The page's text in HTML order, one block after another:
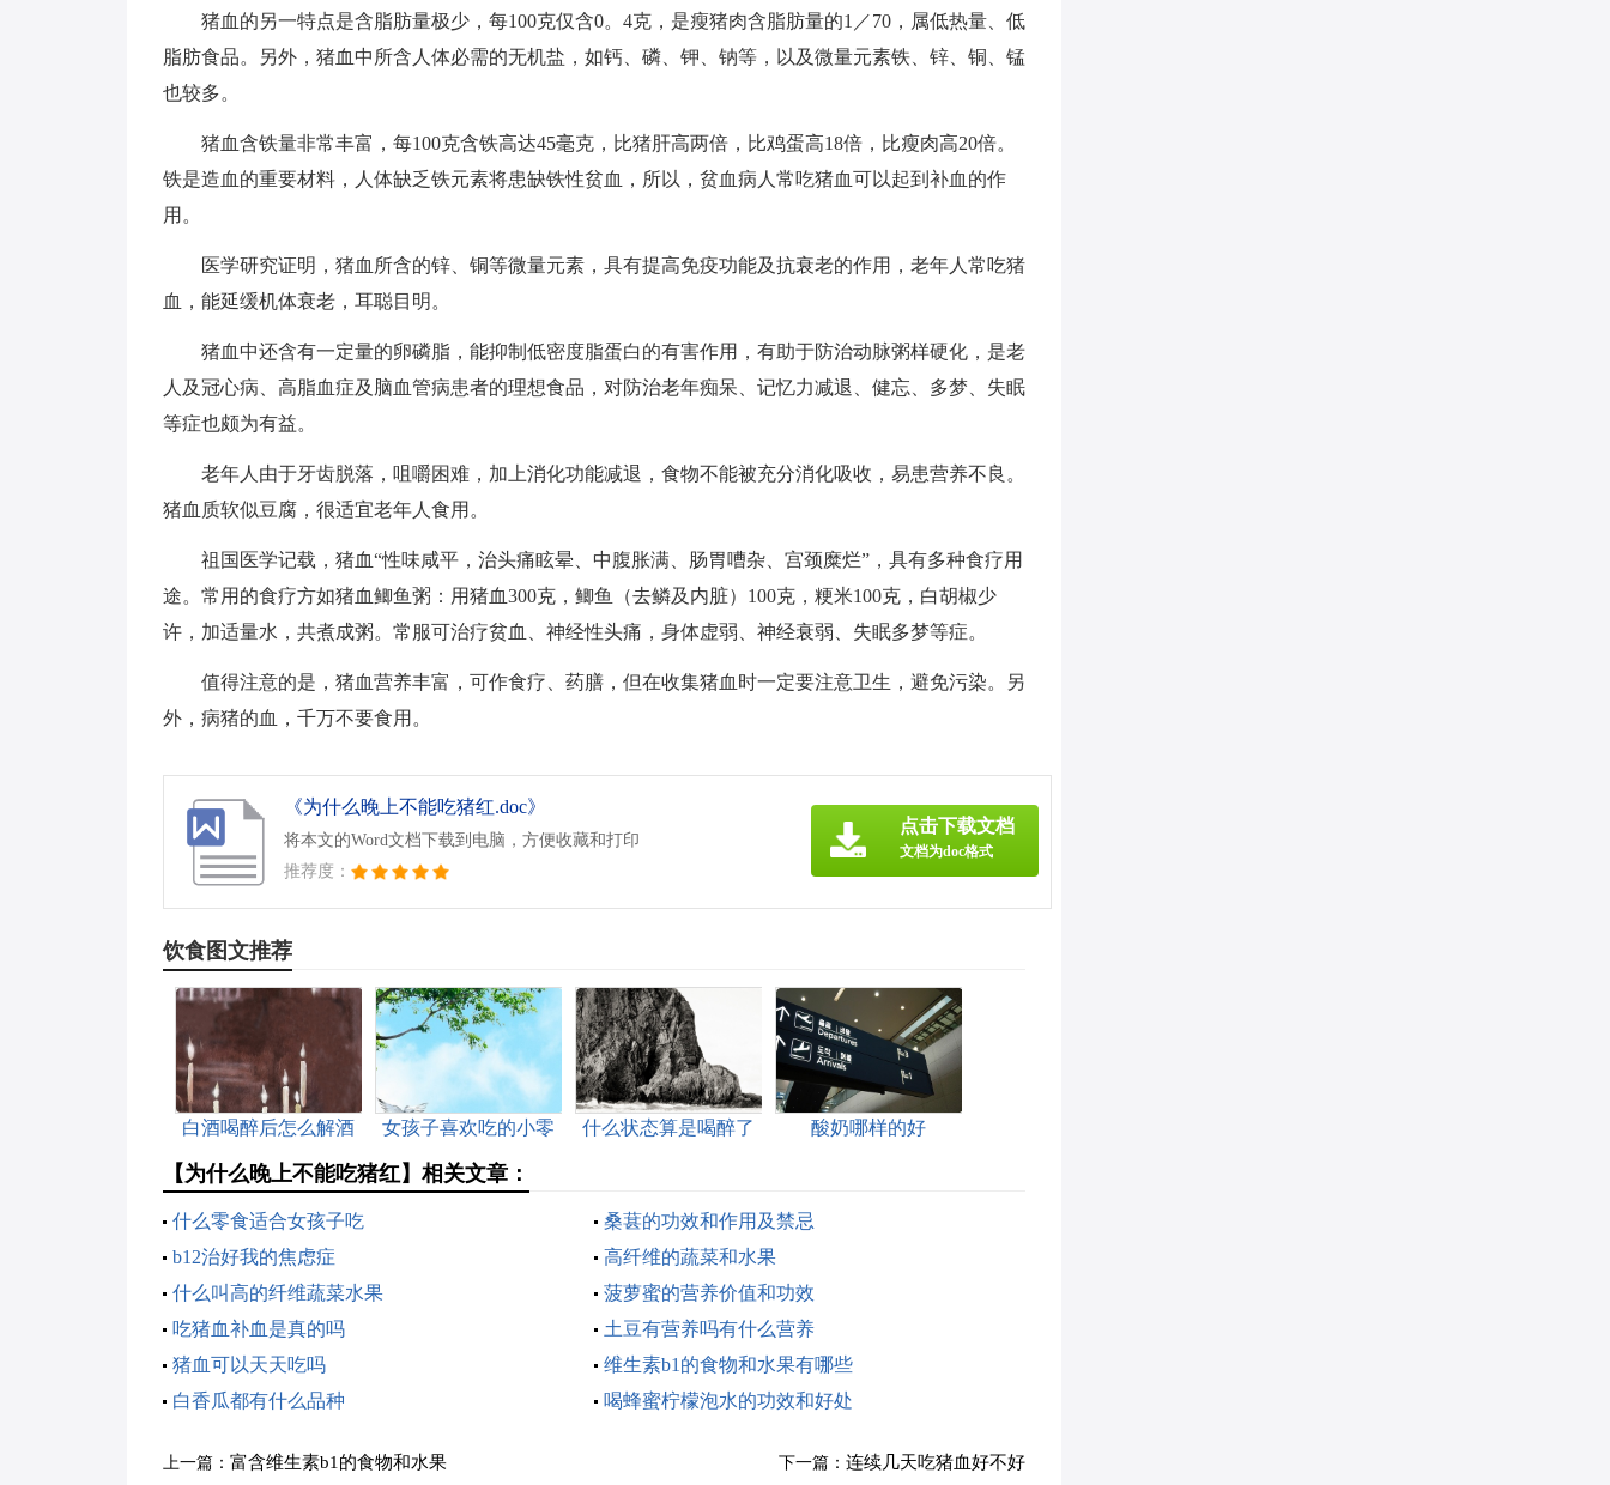
猪血的另一特点是含脂肪量极少，每100克仅含0。4克，是瘦猪肉含脂肪量的1／70，属低热量、低
脂肪食品。另外，猪血中所含人体必需的无机盐，如钙、磷、钾、钠等，以及微量元素铁、锌、铜、锰
也较多。
猪血含铁量非常丰富，每100克含铁高达45毫克，比猪肝高两倍，比鸡蛋高18倍，比瘦肉高20倍。
铁是造血的重要材料，人体缺乏铁元素将患缺铁性贫血，所以，贫血病人常吃猪血可以起到补血的作
用。
医学研究证明，猪血所含的锌、铜等微量元素，具有提高免疫功能及抗衰老的作用，老年人常吃猪
血，能延缓机体衰老，耳聪目明。
猪血中还含有一定量的卵磷脂，能抑制低密度脂蛋白的有害作用，有助于防治动脉粥样硬化，是老
人及冠心病、高脂血症及脑血管病患者的理想食品，对防治老年痴呆、记忆力减退、健忘、多梦、失眠
等症也颇为有益。
老年人由于牙齿脱落，咀嚼困难，加上消化功能减退，食物不能被充分消化吸收，易患营养不良。
猪血质软似豆腐，很适宜老年人食用。
祖国医学记载，猪血“性味咸平，治头痛眩晕、中腹胀满、肠胃嘈杂、宫颈糜烂”，具有多种食疗用
途。常用的食疗方如猪血鲫鱼粥：用猪血300克，鲫鱼（去鳞及内脏）100克，粳米100克，白胡椒少
许，加适量水，共煮成粥。常服可治疗贫血、神经性头痛，身体虚弱、神经衰弱、失眠多梦等症。
值得注意的是，猪血营养丰富，可作食疗、药膳，但在收集猪血时一定要注意卫生，避免污染。另
外，病猪的血，千万不要食用。
《为什么晚上不能吃猪红.doc》
将本文的Word文档下载到电脑，方便收藏和打印
推荐度：
点击下载文档
文档为doc格式
饮食图文推荐
白酒喝醉后怎么解酒
女孩子喜欢吃的小零
什么状态算是喝醉了 酸奶哪样的好
【为什么晚上不能吃猪红】相关文章：
什么零食适合女孩子吃
桑葚的功效和作用及禁忌
b12治好我的焦虑症
高纤维的蔬菜和水果
什么叫高的纤维蔬菜水果
菠萝蜜的营养价值和功效
吃猪血补血是真的吗
土豆有营养吗有什么营养
猪血可以天天吃吗
维生素b1的食物和水果有哪些
白香瓜都有什么品种
喝蜂蜜柠檬泡水的功效和好处
上一篇： 富含维生素b1的食物和水果 下一篇： 连续几天吃猪血好不好